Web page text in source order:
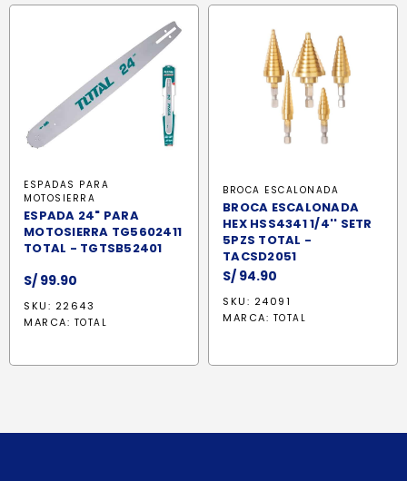
ESPADAS PARA
MOTOSIERRA
ESPADA 24" PARA
MOTOSIERRA TG5602411
TOTAL - TGTSB52401
S/ 99.90
SKU: 22643
MARCA: TOTAL
BROCA ESCALONADA
BROCA ESCALONADA
HEX HSS4341 1/4'' SETR
5PZS TOTAL -
TACSD2051
S/ 94.90
SKU: 24091
MARCA: TOTAL